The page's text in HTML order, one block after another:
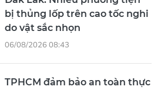
bị thủng lốp trên cao tốc nghi
do vật sắc nhọn
06/08/2026 08:43
TPHCM đảm bảo an toàn thực